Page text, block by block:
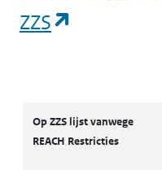
ZZS
Op ZZS lijst vanwege
REACH Restricties